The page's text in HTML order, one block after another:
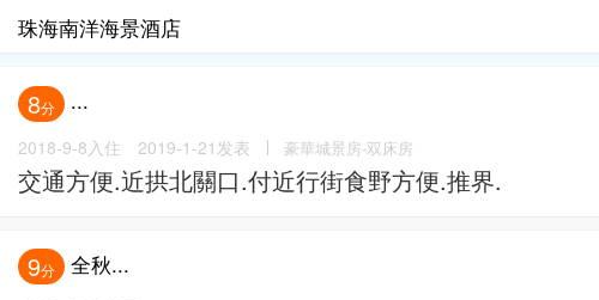
珠海南洋海景酒店
8分 ...
2018-9-8入住 2019-1-21发表 豪華城景房-双床房
交通方便.近拱北關口.付近行街食野方便.推界.
9分 全秋...